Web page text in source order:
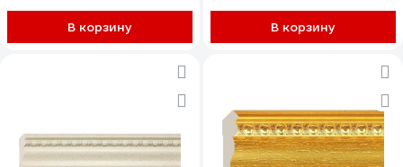
В корзину В корзину